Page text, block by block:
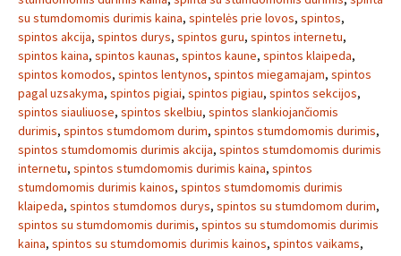
su stumdomomis durimis kaina, spintelės prie lovos, spintos,
spintos akcija, spintos durys, spintos guru, spintos internetu,
spintos kaina, spintos kaunas, spintos kaune, spintos klaipeda,
spintos komodos, spintos lentynos, spintos miegamajam, spintos
pagal uzsakyma, spintos pigiai, spintos pigiau, spintos sekcijos,
spintos siauliuose, spintos skelbiu, spintos slankiojančiomis
durimis, spintos stumdomom durim, spintos stumdomomis durimis,
spintos stumdomomis durimis akcija, spintos stumdomomis durimis
internetu, spintos stumdomomis durimis kaina, spintos
stumdomomis durimis kainos, spintos stumdomomis durimis
klaipeda, spintos stumdomos durys, spintos su stumdomom durim,
spintos su stumdomomis durimis, spintos su stumdomomis durimis
kaina, spintos su stumdomomis durimis kainos, spintos vaikams,